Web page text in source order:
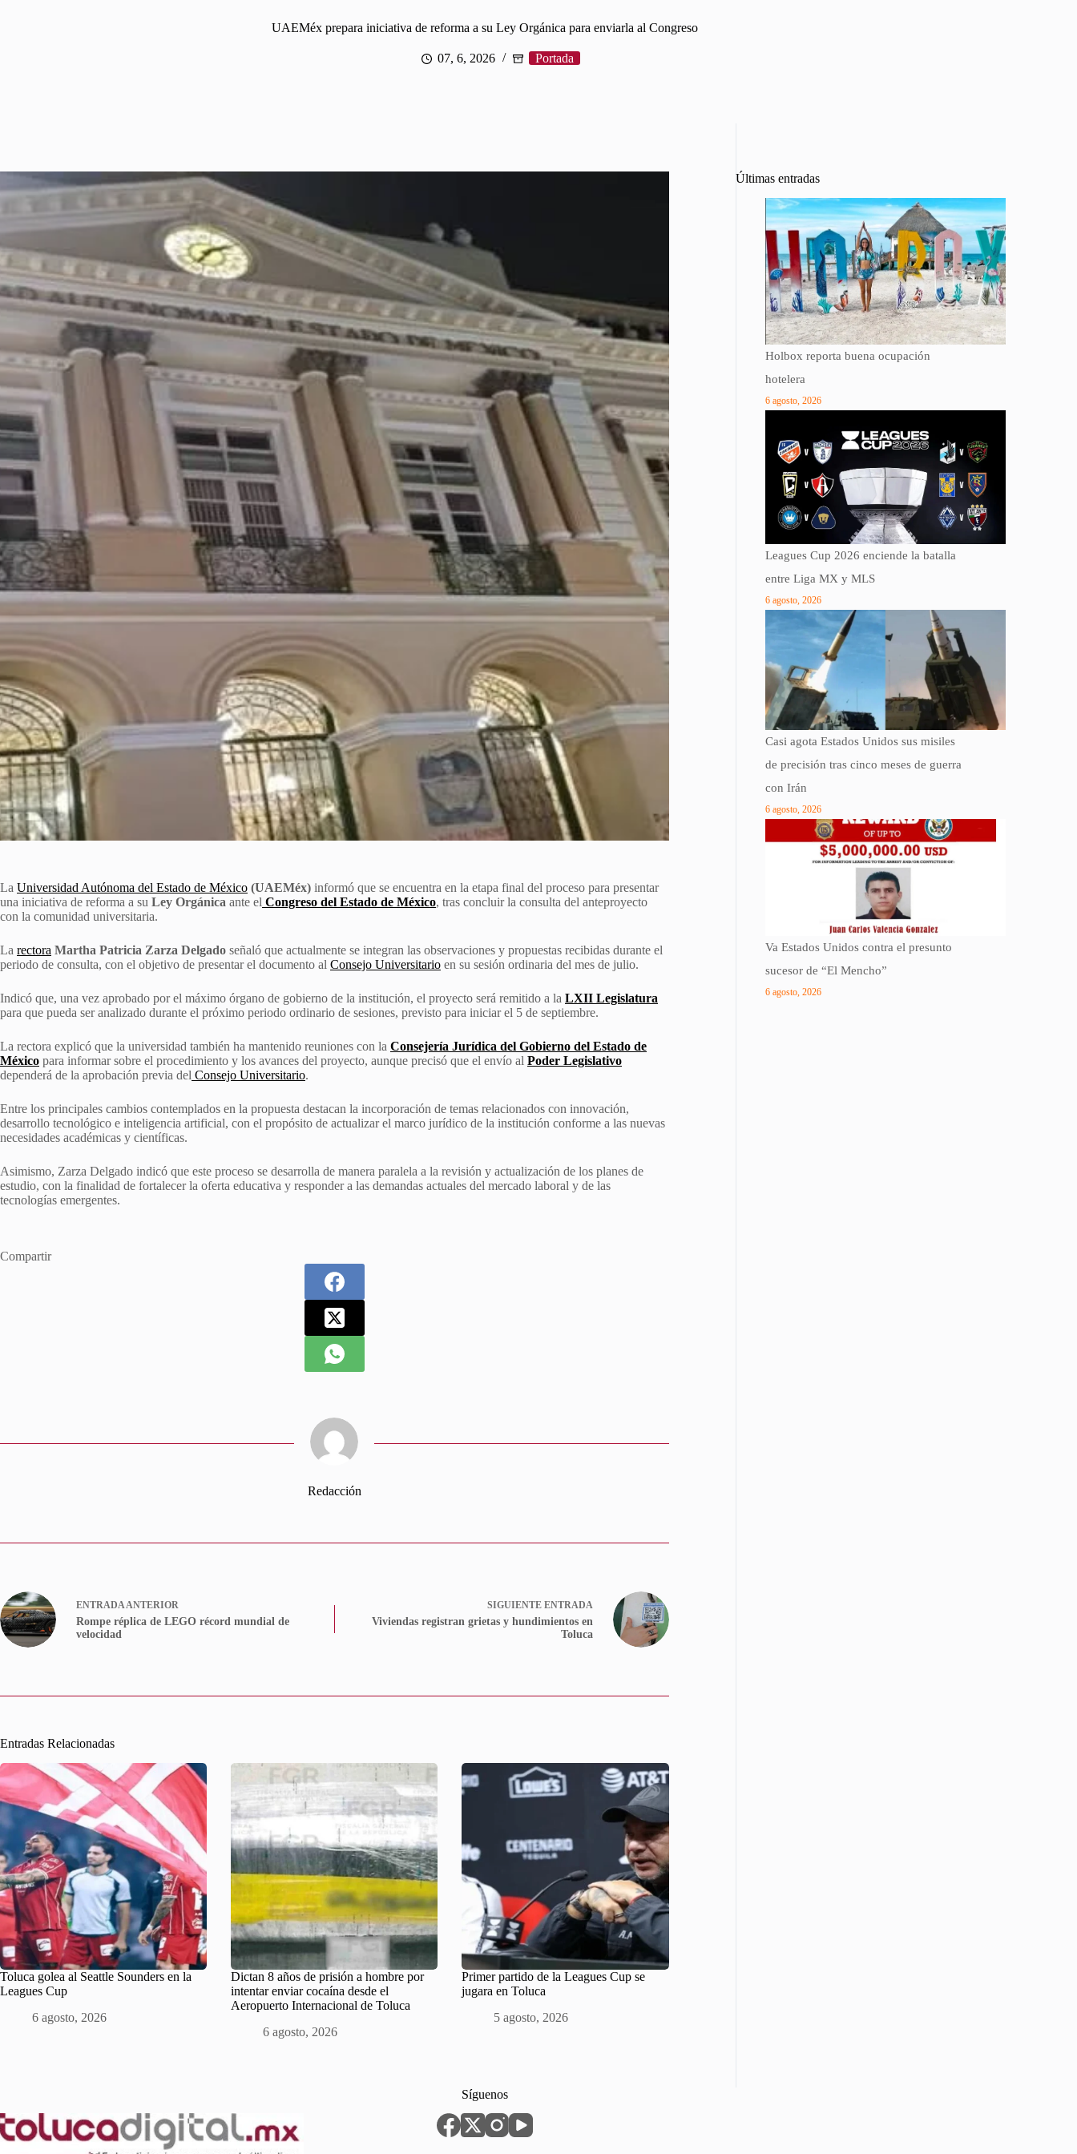
UAEMéx prepara iniciativa de reforma a su Ley Orgánica para enviarla al Congreso
07, 6, 2026 Portada
La Universidad Autónoma del Estado de México (UAEMéx) informó que se encuentra en la etapa final del proceso para presentar
una iniciativa de reforma a su Ley Orgánica ante el Congreso del Estado de México, tras concluir la consulta del anteproyecto
con la comunidad universitaria.
La rectora Martha Patricia Zarza Delgado señaló que actualmente se integran las observaciones y propuestas recibidas durante el
periodo de consulta, con el objetivo de presentar el documento al Consejo Universitario en su sesión ordinaria del mes de julio.
Indicó que, una vez aprobado por el máximo órgano de gobierno de la institución, el proyecto será remitido a la LXII Legislatura
para que pueda ser analizado durante el próximo periodo ordinario de sesiones, previsto para iniciar el 5 de septiembre.
La rectora explicó que la universidad también ha mantenido reuniones con la Consejería Jurídica del Gobierno del Estado de
México para informar sobre el procedimiento y los avances del proyecto, aunque precisó que el envío al Poder Legislativo
dependerá de la aprobación previa del Consejo Universitario.
Entre los principales cambios contemplados en la propuesta destacan la incorporación de temas relacionados con innovación,
desarrollo tecnológico e inteligencia artificial, con el propósito de actualizar el marco jurídico de la institución conforme a las nuevas
necesidades académicas y científicas.
Asimismo, Zarza Delgado indicó que este proceso se desarrolla de manera paralela a la revisión y actualización de los planes de
estudio, con la finalidad de fortalecer la oferta educativa y responder a las demandas actuales del mercado laboral y de las
tecnologías emergentes.
Compartir
Redacción
ENTRADAANTERIOR
Rompe réplica de LEGO récord mundial de
velocidad
SIGUIENTE ENTRADA
Viviendas registran grietas y hundimientos en
Toluca
Entradas Relacionadas
Toluca golea al Seattle Sounders en la
Leagues Cup
6 agosto, 2026
Dictan 8 años de prisión a hombre por
intentar enviar cocaína desde el
Aeropuerto Internacional de Toluca
6 agosto, 2026
Primer partido de la Leagues Cup se
jugara en Toluca
5 agosto, 2026
Últimas entradas
Holbox reporta buena ocupación
hotelera
6 agosto, 2026
Leagues Cup 2026 enciende la batalla
entre Liga MX y MLS
6 agosto, 2026
Casi agota Estados Unidos sus misiles
de precisión tras cinco meses de guerra
con Irán
6 agosto, 2026
Va Estados Unidos contra el presunto
sucesor de “El Mencho”
6 agosto, 2026
Síguenos